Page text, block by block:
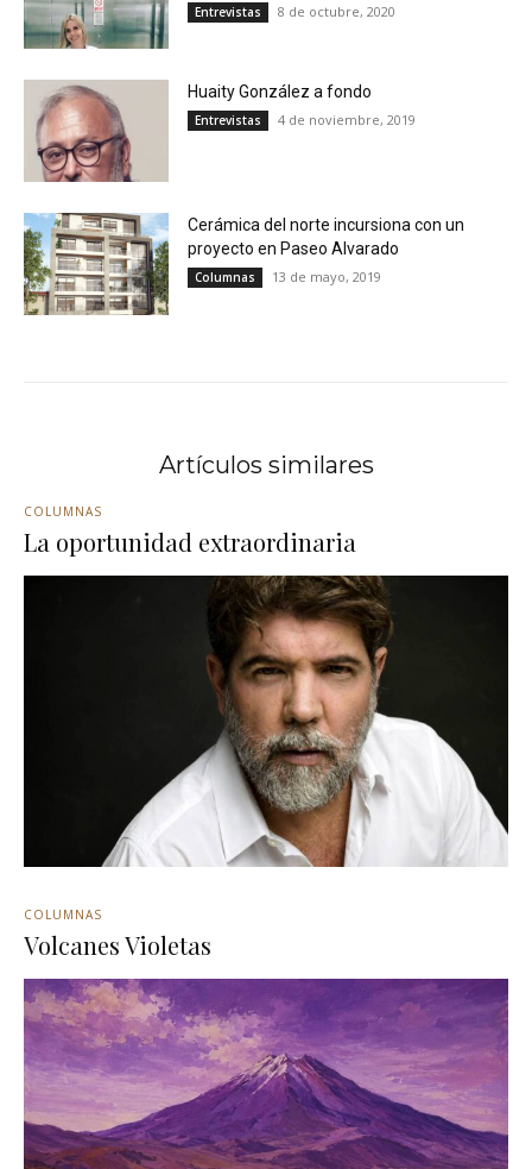
Entrevistas 8 de octubre, 2020
Huaity González a fondo
Entrevistas 4 de noviembre, 2019
Cerámica del norte incursiona con un
proyecto en Paseo Alvarado
Columnas 13 de mayo, 2019
Artículos similares
COLUMNAS
La oportunidad extraordinaria
COLUMNAS
Volcanes Violetas